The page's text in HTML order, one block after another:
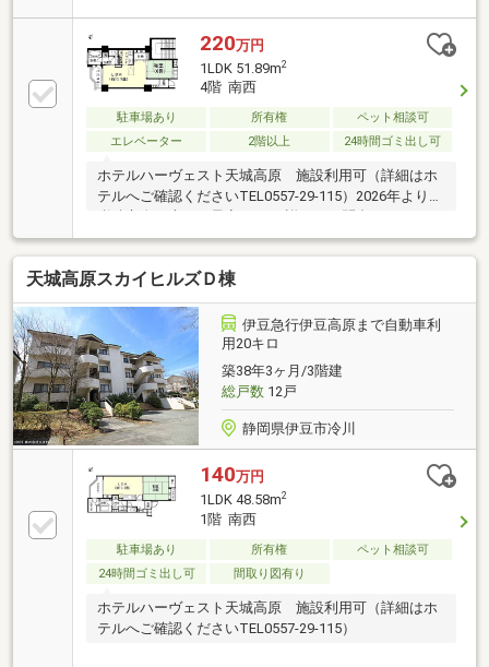
い
220万円
1LDK 51.89m2
4階 南西
駐車場あり 所有権
ペット相談可
エレベーター
2階以上 24時間ゴミ出し可
ホテルハーヴェスト天城高原 施設利用可（詳細はホ
テルへご確認くださいTEL0557-29-115）2026年より修
天城高原スカイヒルズＤ棟
伊豆急行伊豆高原まで自動車利
用20キロ
築38年3ヶ月/3階建
総戸数12戸
静岡県伊豆市冷川
140万円
1LDK 48.58m2
1階 南西
駐車場あり 所有権
ペット相談可
24時間ゴミ出し可
間取り図有り
ホテルハーヴェスト天城高原 施設利用可（詳細はホ
テルへご確認くださいTEL0557-29-115）